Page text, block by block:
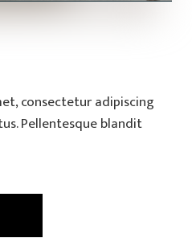
consectetur adipiscing
Pellentesque blandit